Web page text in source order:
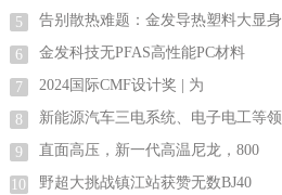
5 告别散热难题：金发导热塑料大显身
6 金发科技无PFAS高性能PC材料
7 2024国际CMF设计奖 | 为
8 新能源汽车三电系统、电子电工等领
9 直面高压，新一代高温尼龙，800
10 野超大挑战镇江站获赞无数BJ40